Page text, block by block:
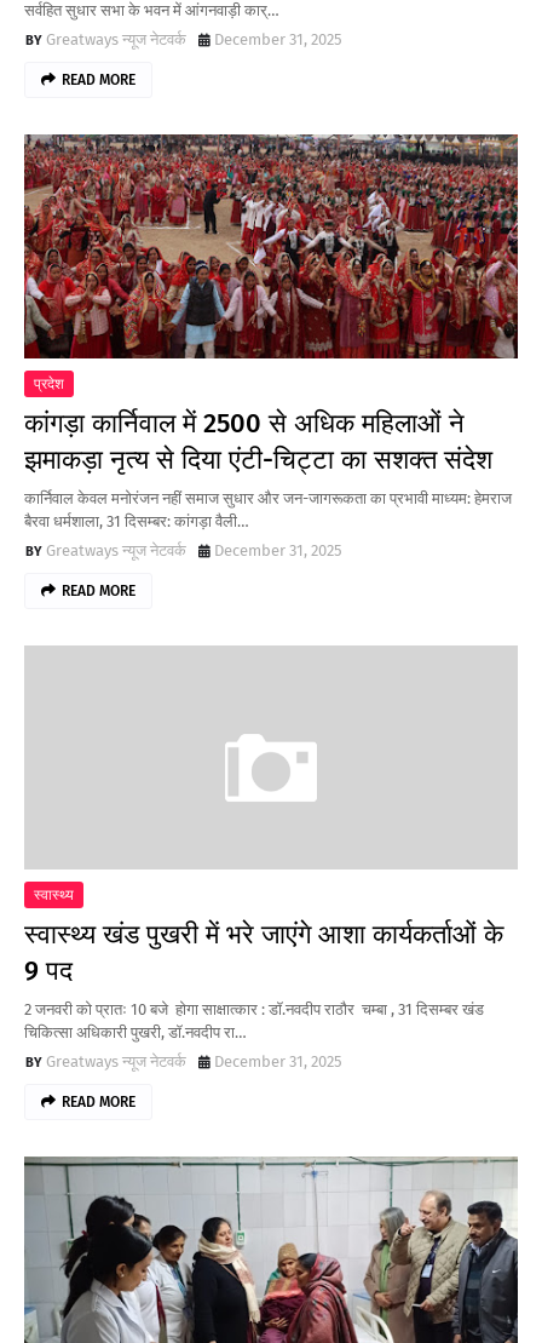
सर्वहित सुधार सभा के भवन में आंगनवाड़ी कार्…
Greatways न्यूज नेटवर्क
December 31, 2025
READ MORE
प्रदेश
कांगड़ा कार्निवाल में 2500 से अधिक महिलाओं ने
झमाकड़ा नृत्य से दिया एंटी-चिट्टा का सशक्त संदेश
कार्निवाल केवल मनोरंजन नहीं समाज सुधार और जन-जागरूकता का प्रभावी माध्यम: हेमराज
बैरवा धर्मशाला, 31 दिसम्बर: कांगड़ा वैली…
Greatways न्यूज नेटवर्क
December 31, 2025
READ MORE
स्वास्थ्य
स्वास्थ्य खंड पुखरी में भरे जाएंगे आशा कार्यकर्ताओं के
9 पद
2 जनवरी को प्रातः 10 बजे होगा साक्षात्कार : डॉ.नवदीप राठौर चम्बा , 31 दिसम्बर खंड
चिकित्सा अधिकारी पुखरी, डॉ.नवदीप रा…
Greatways न्यूज नेटवर्क
December 31, 2025
READ MORE